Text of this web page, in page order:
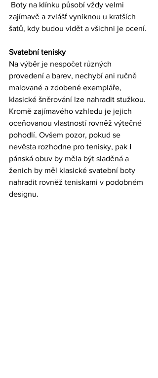
zajímavě a zvlášť vyniknou u kratších
šatů, kdy budou vidět a všichni je ocení.
Svatební tenisky
Na výběr je nespočet různých
provedení a barev, nechybí ani ručně
malované a zdobené exempláře,
klasické šněrování lze nahradit stužkou.
Kromě zajímavého vzhledu je jejich
oceňovanou vlastností rovněž výtečné
pohodlí. Ovšem pozor, pokud se
nevěsta rozhodne pro tenisky, pak i
pánská obuv by měla být sladěná a
ženich by měl klasické svatební boty
nahradit rovněž teniskami v podobném
designu.